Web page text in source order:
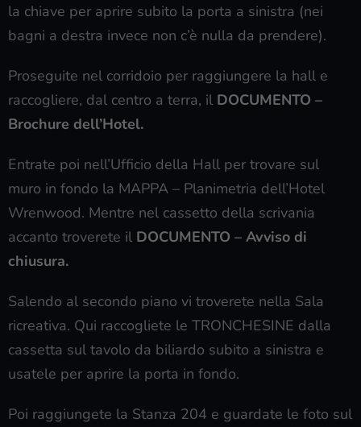
la chiave per aprire subito la porta a sinistra (nei
bagni a destra invece non c’è nulla da prendere).
Proseguite nel corridoio per raggiungere la hall e
raccogliere, dal centro a terra, il DOCUMENTO –
Brochure dell’Hotel.
Entrate poi nell’Ufficio della Hall per trovare sul
muro in fondo la MAPPA – Planimetria dell’Hotel
Wrenwood. Mentre nel cassetto della scrivania
accanto troverete il DOCUMENTO – Avviso di
chiusura.
Salendo al secondo piano vi troverete nella Sala
ricreativa. Qui raccogliete le TRONCHESINE dalla
cassetta sul tavolo da biliardo subito a sinistra e
usatele per aprire la porta in fondo.
Poi raggiungete la Stanza 204 e guardate le foto sul